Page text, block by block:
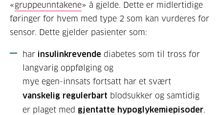
«gruppeunntakene» å gjelde. Dette er midlertidige
føringer for hvem med type 2 som kan vurderes for
sensor. Dette gjelder pasienter som:
har insulinkrevende diabetes som til tross for
langvarig oppfølging og
mye egen-innsats fortsatt har et svært
vanskelig regulerbart blodsukker og samtidig
er plaget med gjentatte hypoglykemiepisoder.